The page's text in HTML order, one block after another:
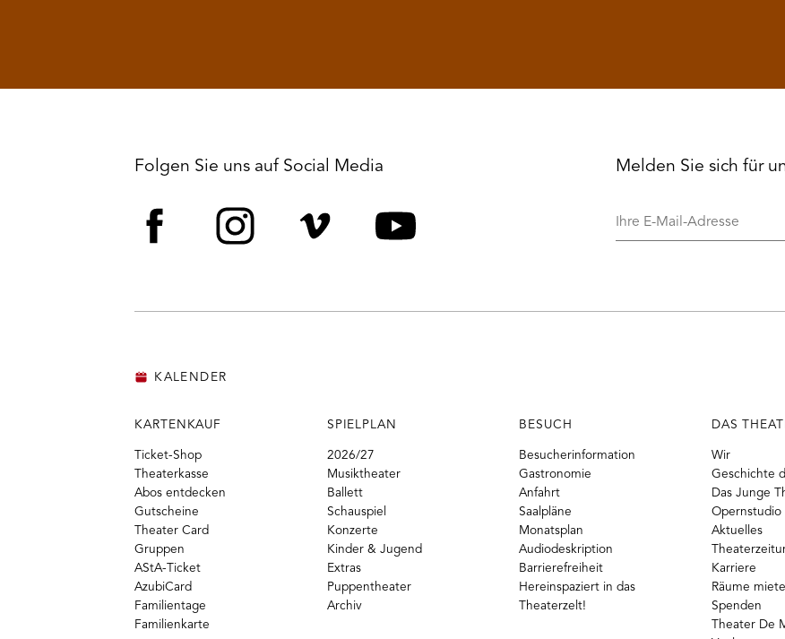
Folgen Sie uns auf Social Media Melden Sie sich für
Ihre
KALENDER
KARTENKAUF
Ticket-Shop
Theaterkasse
Abos entdecken
Gutscheine
Theater Card
Gruppen
AStA-Ticket
AzubiCard
Familientage
Familienkarte
SPIELPLAN
2026/27
Musiktheater
Ballett
Schauspiel
Konzerte
Kinder & Jugend
Extras
Puppentheater
Archiv
BESUCH
Besucherinformation
Gastronomie
Anfahrt
Saalpläne
Monatsplan
Audiodeskription
Barrierefreiheit
Hereinspaziert in das
Theaterzelt!
DAS
Wir
Geschichte
Das Junge
Opernstudio
Aktuelles
Karriere
Räume
Spenden
Theater De